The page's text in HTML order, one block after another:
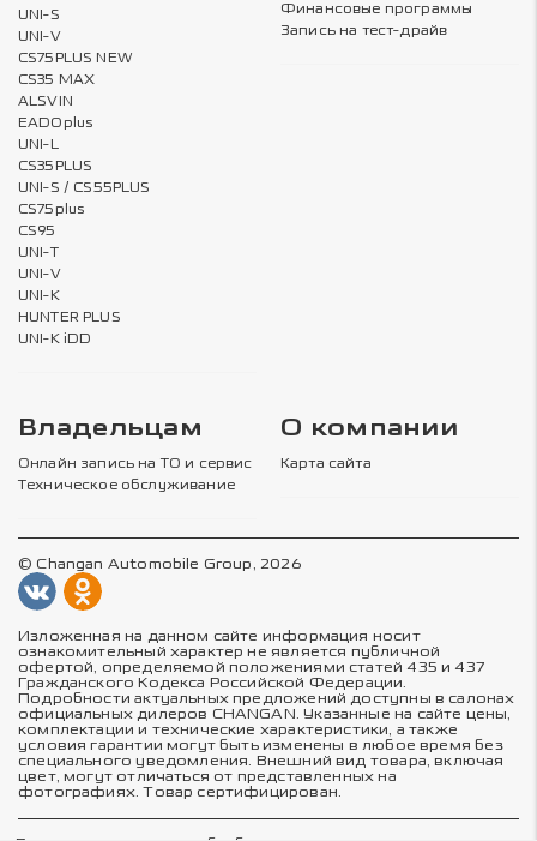
UNI-S
UNI-V
CS75PLUS NEW
CS35 MAX
ALSVIN
EADOplus
UNI-L
CS35PLUS
UNI-S / CS55PLUS
CS75plus
CS95
UNI-T
UNI-V
UNI-K
HUNTER PLUS
UNI-K iDD
Финансовые программы
Запись на тест-драйв
Владельцам
Онлайн запись на ТО и сервис
Техническое обслуживание
О компании
Карта сайта
© Changan Automobile Group, 2026
Изложенная на данном сайте информация носит
ознакомительный характер не является публичной
офертой, определяемой положениями статей 435 и 437
Гражданского Кодекса Российской Федерации.
Подробности актуальных предложений доступны в салонах
официальных дилеров CHANGAN. Указанные на сайте цены,
комплектации и технические характеристики, а также
условия гарантии могут быть изменены в любое время без
специального уведомления. Внешний вид товара, включая
цвет, могут отличаться от представленных на
фотографиях. Товар сертифицирован.